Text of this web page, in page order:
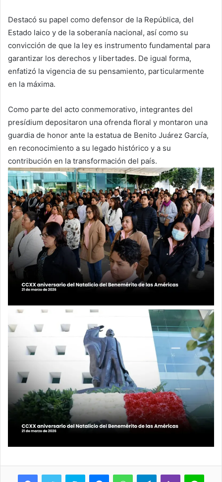
Destacó su papel como defensor de la República, del
Estado laico y de la soberanía nacional, así como su
convicción de que la ley es instrumento fundamental para
garantizar los derechos y libertades. De igual forma,
enfatizó la vigencia de su pensamiento, particularmente
en la máxima.
Como parte del acto conmemorativo, integrantes del
presídium depositaron una ofrenda floral y montaron una
guardia de honor ante la estatua de Benito Juárez García,
en reconocimiento a su legado histórico y a su
contribución en la transformación del país.
Skype MessengerWhatsAppTelegramViber Line